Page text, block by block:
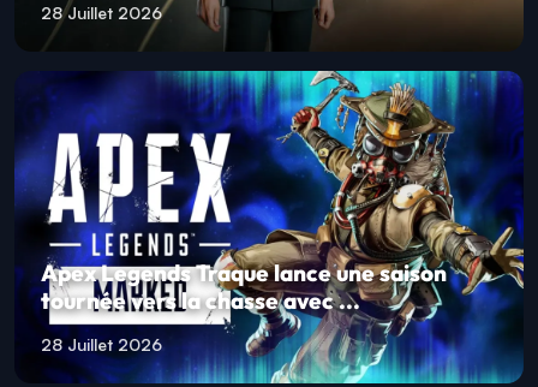
28 Juillet 2026
Apex Legends Traque lance une saison
tournée vers la chasse avec ...
28 Juillet 2026